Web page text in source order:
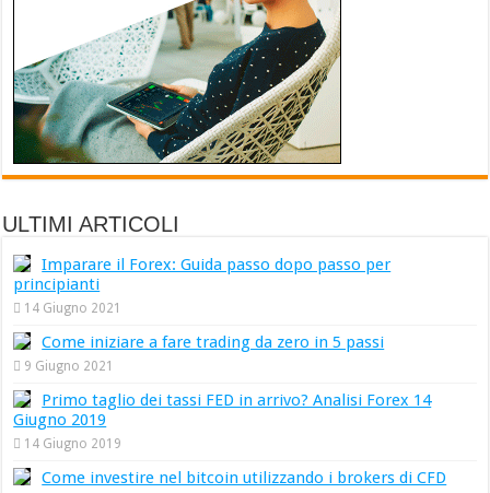
ULTIMI ARTICOLI
Imparare il Forex: Guida passo dopo passo per
principianti
14 Giugno 2021
Come iniziare a fare trading da zero in 5 passi
9 Giugno 2021
Primo taglio dei tassi FED in arrivo? Analisi Forex 14
Giugno 2019
14 Giugno 2019
Come investire nel bitcoin utilizzando i brokers di CFD